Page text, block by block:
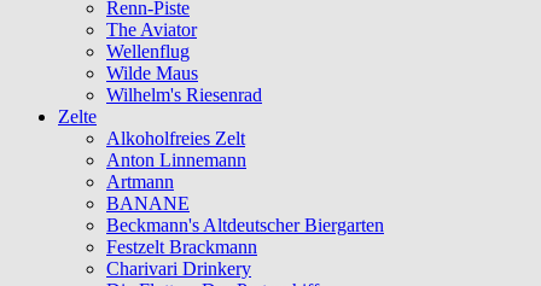
Renn-Piste
The Aviator
Wellenflug
Wilde Maus
Wilhelm's Riesenrad
Zelte
Alkoholfreies Zelt
Anton Linnemann
Artmann
BANANE
Beckmann's Altdeutscher Biergarten
Festzelt Brackmann
Charivari Drinkery